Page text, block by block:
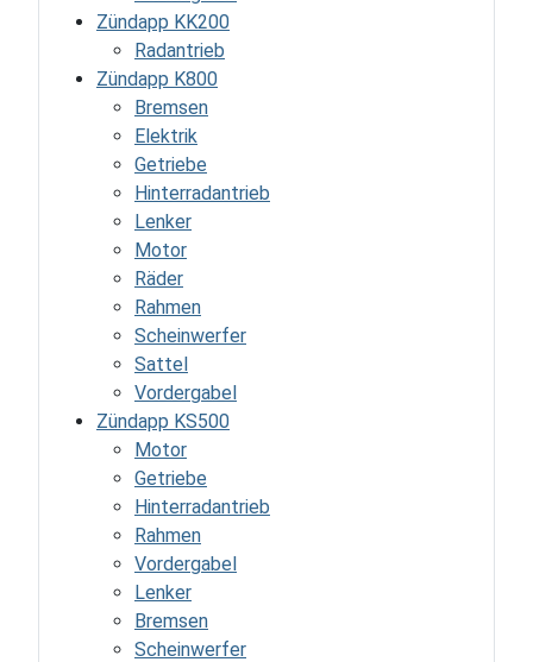
Zündapp KK200
Radantrieb
Zündapp K800
Bremsen
Elektrik
Getriebe
Hinterradantrieb
Lenker
Motor
Räder
Rahmen
Scheinwerfer
Sattel
Vordergabel
Zündapp KS500
Motor
Getriebe
Hinterradantrieb
Rahmen
Vordergabel
Lenker
Bremsen
Scheinwerfer